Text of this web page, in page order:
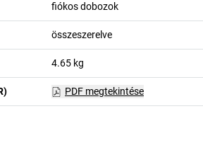
fiókos dobozok
összeszerelve
4.65 kg
PDF megtekintése